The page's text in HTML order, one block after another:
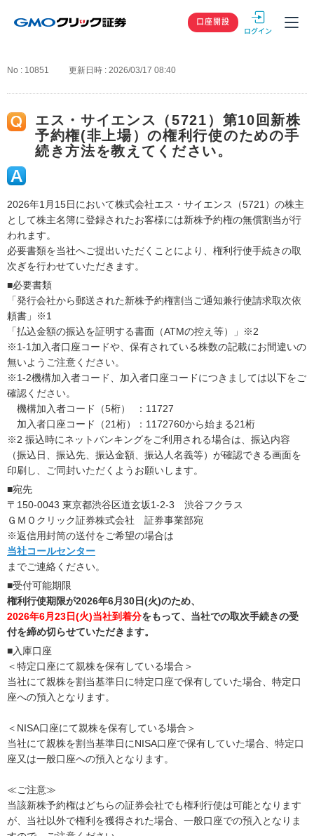
GMOクリック
口座開設
No : 10851 更新日時 : 2026/03/17 08:40
エス・サイエンス（5721）第10回新株
予約権(非上場）の権利行使のための手
続き方法を教えてください。
2026年1月15日において株式会社エス・サイエンス（5721）の株主
として株主名簿に登録されたお客様には新株予約権の無償割当が行
われます。
必要書類を当社へご提出いただくことにより、権利行使手続きの取
次ぎを行わせていただきます。
■必要書類
「発行会社から郵送された新株予約権割当ご通知兼行使請求取次依
頼書」※1
「払込金額の振込を証明する書面（ATMの控え等）」※2
※1-1加入者口座コードや、保有されている株数の記載にお間違いの
無いようご注意ください。
※1-2機構加入者コード、加入者口座コードにつきましては以下をご
確認ください。
機構加入者コード（5桁） ：11727
加入者口座コード（21桁）：1172760から始まる21桁
※2 振込時にネットバンキングをご利用される場合は、振込内容
（振込日、振込先、振込金額、振込人名義等）が確認できる画面を
印刷し、ご同封いただくようお願いします。
■宛先
〒150-0043 東京都渋谷区道玄坂1-2-3 渋谷フクラス
ＧＭＯクリック証券株式会社 証券事業部宛
※返信用封筒の送付をご希望の場合は
当社コールセンター
までご連絡ください。
■受付可能期限
権利行使期限が2026年6月30日(火)のため、
2026年6月23日(火)当社到着分をもって、当社での取次手続きの受
付を締め切らせていただきます。
■入庫口座
＜特定口座にて親株を保有している場合＞
当社にて親株を割当基準日に特定口座で保有していた場合、特定口
座への預入となります。
＜NISA口座にて親株を保有している場合＞
当社にて親株を割当基準日にNISA口座で保有していた場合、特定口
座又は一般口座への預入となります。
≪ご注意≫
当該新株予約権はどちらの証券会社でも権利行使は可能となります
が、当社以外で権利を獲得された場合、一般口座での預入となりま